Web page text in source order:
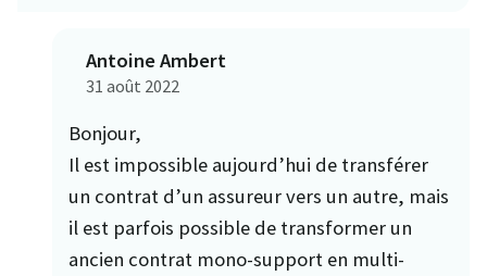
Antoine Ambert
31 août 2022
Bonjour,
Il est impossible aujourd’hui de transférer
un contrat d’un assureur vers un autre, mais
il est parfois possible de transformer un
ancien contrat mono-support en multi-